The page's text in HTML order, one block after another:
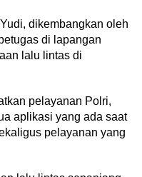
dikembangkan oleh
di lapangan
lalu lintas di
pelayanan Polri,
aplikasi yang ada saat
pelayanan yang